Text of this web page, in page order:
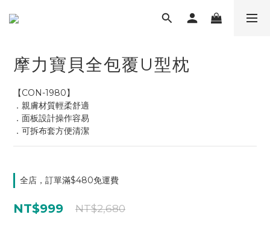
摩力寶貝全包覆U型枕
【CON-1980】
．親膚材質輕柔舒適
．面板設計操作容易
．可拆布套方便清潔
全店，訂單滿$480免運費
NT$999 NT$2,680